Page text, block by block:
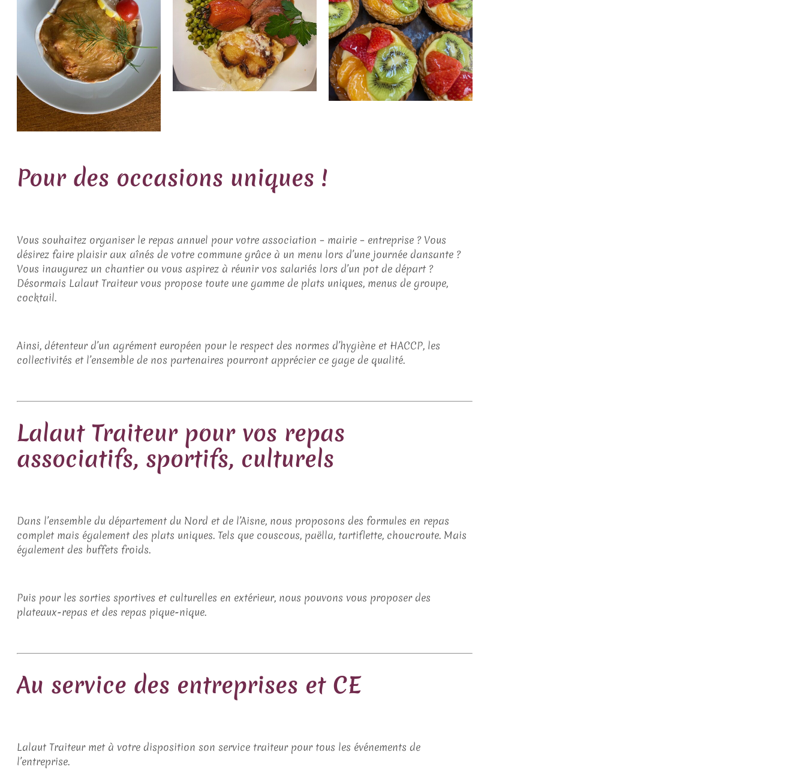
Pour des occasions uniques !
Vous souhaitez organiser le repas annuel pour votre association – mairie – entreprise ? Vous
désirez faire plaisir aux aînés de votre commune grâce à un menu lors d’une journée dansante ?
Vous inaugurez un chantier ou vous aspirez à réunir vos salariés lors d’un pot de départ ?
Désormais Lalaut Traiteur vous propose toute une gamme de plats uniques, menus de groupe,
cocktail.
Ainsi, détenteur d’un agrément européen pour le respect des normes d’hygiène et HACCP, les
collectivités et l’ensemble de nos partenaires pourront apprécier ce gage de qualité.
Lalaut Traiteur pour vos repas
associatifs, sportifs, culturels
Dans l’ensemble du département du Nord et de l’Aisne, nous proposons des formules en repas
complet mais également des plats uniques. Tels que couscous, paëlla, tartiflette, choucroute. Mais
également des buffets froids.
Puis pour les sorties sportives et culturelles en extérieur, nous pouvons vous proposer des
plateaux-repas et des repas pique-nique.
Au service des entreprises et CE
Lalaut Traiteur met à votre disposition son service traiteur pour tous les événements de
l’entreprise.